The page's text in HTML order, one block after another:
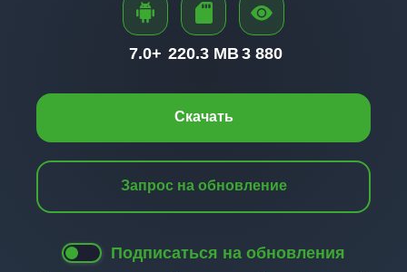
Скачать
Запрос на обновление
Подписаться на обновления
7.0+ 220.3 MB3 880